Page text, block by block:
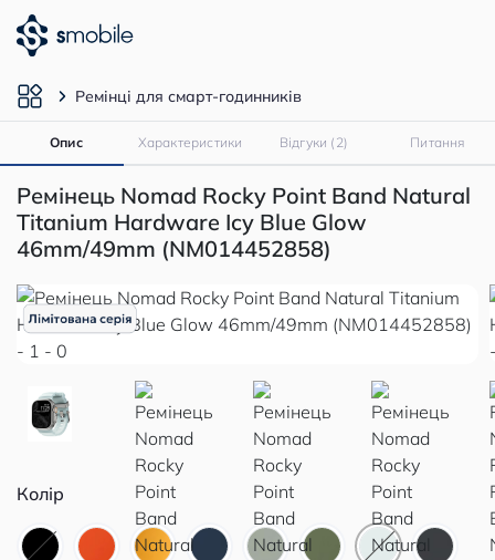
Ремінці для смарт-годинників
Опис Характеристики Відгуки (2) Питання
Ремінець Nomad Rocky Point Band Natural
Titanium Hardware Icy Blue Glow
46mm/49mm (NM014452858)
Колір